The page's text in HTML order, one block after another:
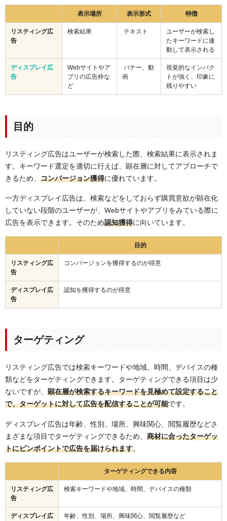
表示場所 表示形式 特徴
リスティング広
告
検索結果 テキスト
ユーザーが検索し
たキーワードに連
動して表示される
ディスプレイ広
告
Webサイトやア
プリの広告枠な
ど
バナー、動
画
視覚的なインパク
トが強く、印象に
残りやすい
目的
リスティング広告はユーザーが検索した際、検索結果に表示されま
す。キーワード選定を適切に行えば、顕在層に対してアプローチで
きるため、 コンバージョン獲得に優れています。
一方ディスプレイ広告は、検索などをしておらず購買意欲が顕在化
していない段階のユーザーが、Webサイトやアプリをみている際に
広告を表示できます。そのため認知獲得に向いています。
目的
リスティング広
告
コンバージョンを獲得するのが得意
ディスプレイ広
告
認知を獲得するのが得意
ターゲティング
リスティング広告では検索キーワードや地域、時間、デバイスの種
類などをターゲティングできます。ターゲティングできる項目は少
ないですが、 顕在層が検索するキーワードを見極めて設定すること
で、ターゲットに対して広告を配信することが可能です。
ディスプレイ広告は年齢、性別、場所、興味関心、閲覧履歴などさ
まざまな項目でターゲティングできるため、 商材に合ったターゲッ
トにピンポイントで広告を届けられます。
ターゲティングできる内容
リスティング広
告
検索キーワードや地域、時間、デバイスの種類
ディスプレイ広
年齢、性別、場所、興味関心、閲覧履歴など